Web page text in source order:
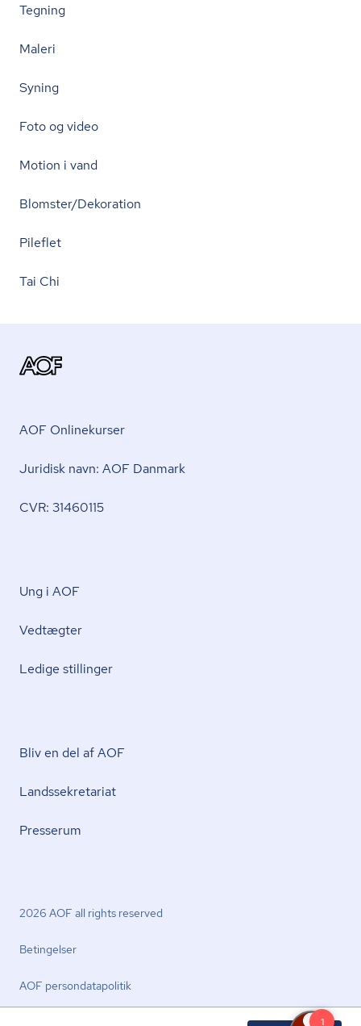
Tegning
Maleri
Syning
Foto og video
Motion i vand
Blomster/Dekoration
Pileflet
Tai Chi
AOF Onlinekurser
Juridisk navn: AOF Danmark
CVR: 31460115
Ung i AOF
Vedtægter
Ledige stillinger
Bliv en del af AOF
Lands­se­kre­ta­ri­at
Presserum
2026 AOF all rights reserved
Betingelser
AOF per­son­da­ta­po­li­tik